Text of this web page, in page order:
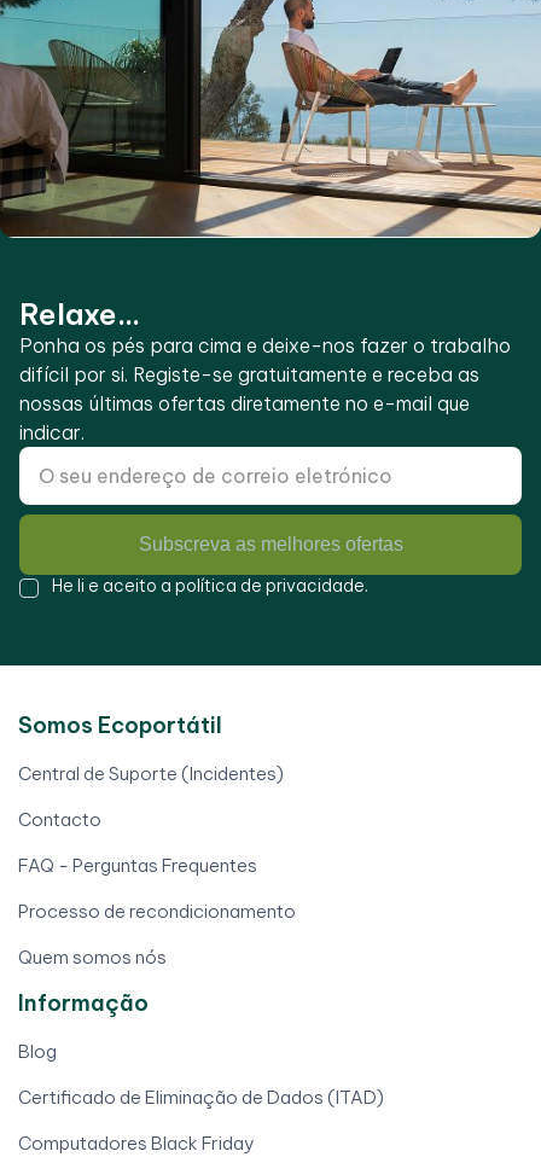
Relaxe...
Ponha os pés para cima e deixe-nos fazer o trabalho
difícil por si. Registe-se gratuitamente e receba as
nossas últimas ofertas diretamente no e-mail que
indicar.
Subscreva as melhores ofertas
He li e aceito a política de privacidade.
Somos Ecoportátil
Central de Suporte (Incidentes)
Contacto
FAQ - Perguntas Frequentes
Processo de recondicionamento
Quem somos nós
Informação
Blog
Certificado de Eliminação de Dados (ITAD)
Computadores Black Friday